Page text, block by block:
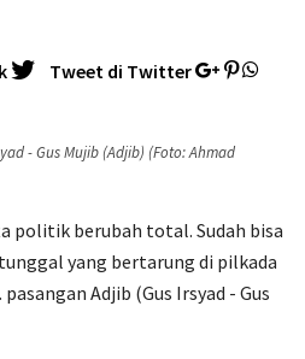
Tweet di Twitter
- Gus Mujib (Adjib) (Foto: Ahmad
politik berubah total. Sudah bisa
yang bertarung di pilkada
Adjib (Gus Irsyad - Gus